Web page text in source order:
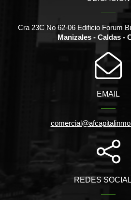
Cra 23C No 62-06 Edificio Forum
Manizales - Caldas -
EMAIL
REDES